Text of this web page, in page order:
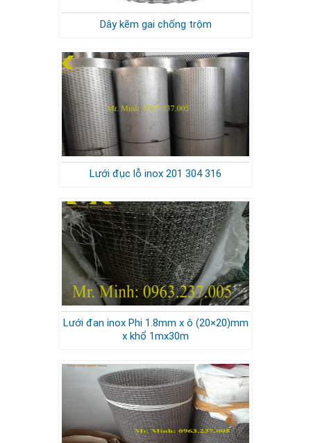
Dây kẽm gai chống trộm
Lưới đục lỗ inox 201 304 316
Lưới đan inox Phi 1.8mm x ô (20×20)mm
x khổ 1mx30m